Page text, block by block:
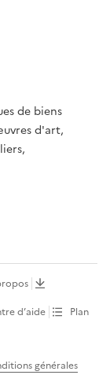
de biens
d'art,
d’aide
Plan
générales